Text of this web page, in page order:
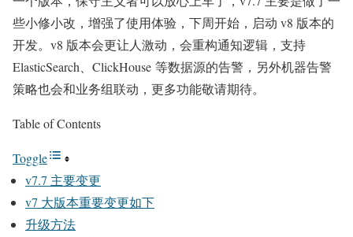
些小修小改，增强了使用体验，下周开始，启动 v8 版本的
开发。v8 版本会更让人激动，会重构通知逻辑，支持
ElasticSearch、ClickHouse 等数据源的告警，另外机器告警
策略也会和业务组联动，更多功能敬请期待。
Table of Contents
Toggle
v7.7 主要变更
v7 大版本重要变更如下
升级方法